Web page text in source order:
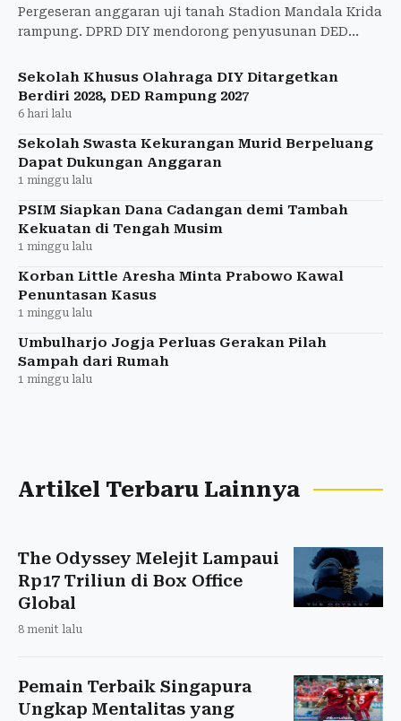
Pergeseran anggaran uji tanah Stadion Mandala Krida
rampung. DPRD DIY mendorong penyusunan DED
stadion.
Sekolah Khusus Olahraga DIY Ditargetkan
Berdiri 2028, DED Rampung 2027
6 hari lalu
Sekolah Swasta Kekurangan Murid Berpeluang
Dapat Dukungan Anggaran
1 minggu lalu
PSIM Siapkan Dana Cadangan demi Tambah
Kekuatan di Tengah Musim
1 minggu lalu
Korban Little Aresha Minta Prabowo Kawal
Penuntasan Kasus
1 minggu lalu
Umbulharjo Jogja Perluas Gerakan Pilah
Sampah dari Rumah
1 minggu lalu
Artikel Terbaru Lainnya
The Odyssey Melejit Lampaui
Rp17 Triliun di Box Office
Global
8 menit lalu
Pemain Terbaik Singapura
Ungkap Mentalitas yang